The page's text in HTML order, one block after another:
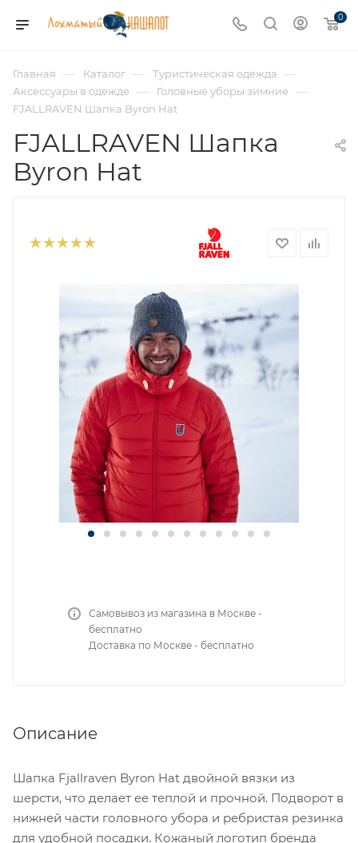
0
Главная — Каталог — Туристическая одежда —
Аксессуары в одежде — Головные уборы зимние —
FJALLRAVEN Шапка Byron Hat
FJALLRAVEN Шапка
Byron Hat
Самовывоз из магазина в Москве -
бесплатно
Доставка по Москве - бесплатно
Описание
Шапка Fjallraven Byron Hat двойной вязки из
шерсти, что делает ее теплой и прочной. Подворот в
нижней части головного убора и ребристая резинка
для удобной посадки. Кожаный логотип бренда